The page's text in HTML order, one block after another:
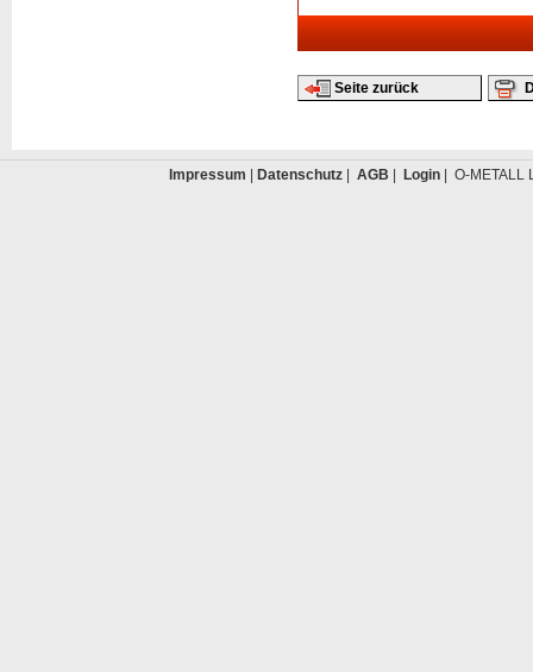
Seite zurück
Impressum Datenschutz| AGB Login| O-METALL